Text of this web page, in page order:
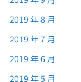
2019 年 8 月
2019 年 7 月
2019 年 6 月
2019 年 5 月